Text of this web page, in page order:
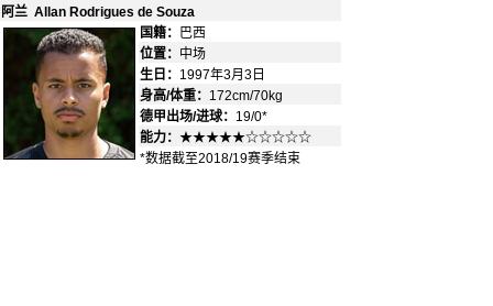
阿兰 Allan Rodrigues de Souza
国籍： 巴西
位置： 中场
生日： 1997年3月3日
身高/体重： 172cm/70kg
德甲出场/进球： 19/0*
能力： ★★★★★☆☆☆☆☆
*数据截至2018/19赛季结束